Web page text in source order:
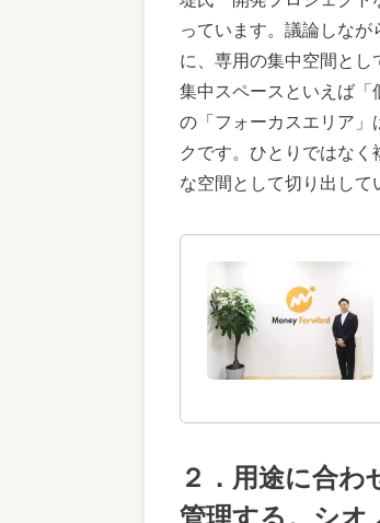
っています。議論しなが
に、専用の集中空間とし
集中スペースといえば「
の「フォーカスエリア」
クです。ひとりではな
な空間として切り出して
２．用途に合
管理する。シオ